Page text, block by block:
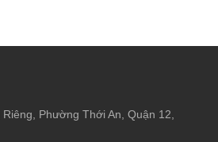
Phường Thới An, Quận 12,